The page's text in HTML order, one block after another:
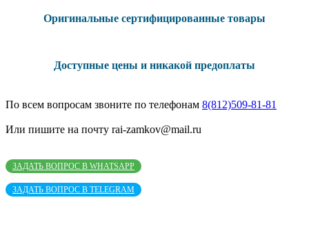
Оригинальные сертифицированные товары
Доступные цены и никакой предоплаты
По всем вопросам звоните по телефонам 8(812)509-81-81
Или пишите на почту rai-zamkov@mail.ru
ЗАДАТЬ ВОПРОС В WHATSAPP
ЗАДАТЬ ВОПРОС В TELEGRAM